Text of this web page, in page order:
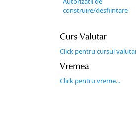
construire/desfiintare
Curs Valutar
Click pentru cursul
Vremea
Click pentru vreme...